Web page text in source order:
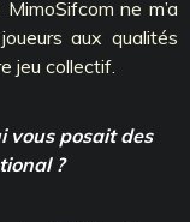
ne m’a
aux qualités
jeu collectif.
vous posait des
?